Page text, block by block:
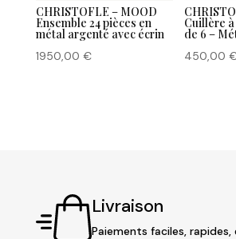
CHRISTOFLE – MOOD
Ensemble 24 pièces en
métal argenté avec écrin
1950,00 €
Cuillère
de 6 –
450,00
Livraison
Paiements faciles, rapides,